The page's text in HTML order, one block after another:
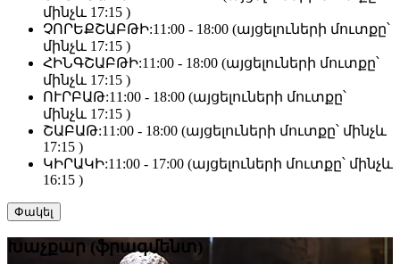
մինչև 17:15 )
ՉՈՐԵՔՇԱԲԹԻ:11:00 - 18:00 (այցելուների մուտքը՝
մինչև 17:15 )
ՀԻՆԳՇԱԲԹԻ:11:00 - 18:00 (այցելուների մուտքը՝
մինչև 17:15 )
ՈՒՐԲԱԹ:11:00 - 18:00 (այցելուների մուտքը՝
մինչև 17:15 )
ՇԱԲԱԹ:11:00 - 18:00 (այցելուների մուտքը՝ մինչև
17:15 )
ԿԻՐԱԿԻ:11:00 - 17:00 (այցելուների մուտքը՝ մինչև
16:15 )
Փակել
Խաչքար (ֆրագմենտ)